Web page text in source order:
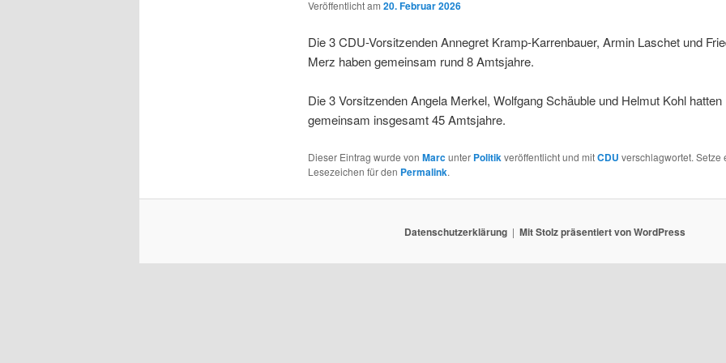
Veröffentlicht am 20. Februar 2026
Die 3 CDU-Vorsitzenden Annegret Kramp-Karrenbauer, Armin Laschet und
Merz haben gemeinsam rund 8 Amtsjahre.
Die 3 Vorsitzenden Angela Merkel, Wolfgang Schäuble und Helmut Kohl hatten
gemeinsam insgesamt 45 Amtsjahre.
Dieser Eintrag wurde von Marcunter Politikveröffentlicht und mitCDU verschlagwortet. Setze
Lesezeichen für den Permalink.
Datenschutzerklärung Mit Stolz präsentiert von WordPress